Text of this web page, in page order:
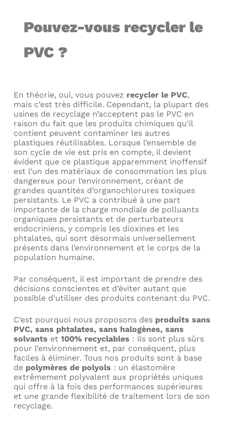
Pouvez-vous recycler le
PVC ?
En théorie, oui, vous pouvez recycler le PVC,
mais c’est très difficile. Cependant, la plupart des
usines de recyclage n’acceptent pas le PVC en
raison du fait que les produits chimiques qu’il
contient peuvent contaminer les autres
plastiques réutilisables. Lorsque l’ensemble de
son cycle de vie est pris en compte, il devient
évident que ce plastique apparemment inoffensif
est l’un des matériaux de consommation les plus
dangereux pour l’environnement, créant de
grandes quantités d’organochlorures toxiques
persistants. Le PVC a contribué à une part
importante de la charge mondiale de polluants
organiques persistants et de perturbateurs
endocriniens, y compris les dioxines et les
phtalates, qui sont désormais universellement
présents dans l’environnement et le corps de la
population humaine.
Par conséquent, il est important de prendre des
décisions conscientes et d’éviter autant que
possible d’utiliser des produits contenant du PVC.
C’est pourquoi nous proposons des produits sans
PVC, sans phtalates, sans halogènes, sans
solvants et100% recyclables : ils sont plus sûrs
pour l’environnement et, par conséquent, plus
faciles à éliminer. Tous nos produits sont à base
de polymères de polyols : un élastomère
extrêmement polyvalent aux propriétés uniques
qui offre à la fois des performances supérieures
et une grande flexibilité de traitement lors de son
recyclage.